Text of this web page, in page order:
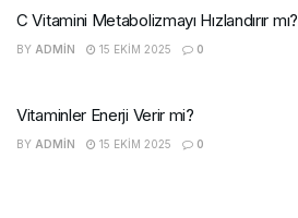
C Vitamini Metabolizmayı Hızlandırır mı?
BY ADMIN 15 EKIM 2025 0
Vitaminler Enerji Verir mi?
BY ADMIN 15 EKIM 2025 0